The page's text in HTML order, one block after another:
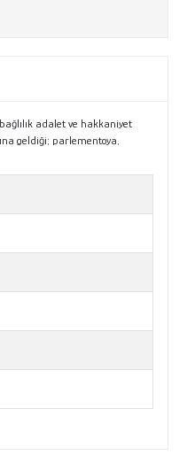
adalet ve hakkaniyet
geldiği; parlementoya,